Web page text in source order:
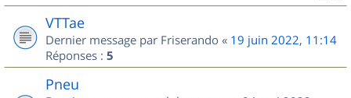
VTTae
Dernier message par Friserando « 19 juin 2022, 11:14
Réponses : 5
Pneu